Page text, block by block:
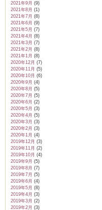
2021年9月 (9)
2021年8月 (1)
2021年7月 (8)
2021年6月 (9)
2021年5月 (7)
2021年4月 (8)
2021年3月 (7)
2021年2月 (8)
2021年1月 (8)
2020年12月 (7)
2020年11月 (5)
2020年10月 (6)
2020年9月 (4)
2020年8月 (5)
2020年7月 (5)
2020年6月 (2)
2020年5月 (3)
2020年4月 (5)
2020年3月 (3)
2020年2月 (3)
2020年1月 (4)
2019年12月 (3)
2019年11月 (2)
2019年10月 (4)
2019年9月 (5)
2019年8月 (7)
2019年7月 (5)
2019年6月 (4)
2019年5月 (8)
2019年4月 (3)
2019年3月 (2)
2019年2月 (3)